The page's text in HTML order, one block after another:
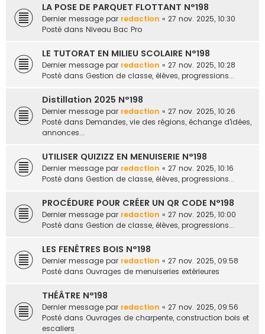
LA POSE DE PARQUET FLOTTANT N°198
Dernier message par redaction « 27 nov. 2025, 10:30
Posté dans Niveau Bac Pro
LE TUTORAT EN MILIEU SCOLAIRE N°198
Dernier message par redaction « 27 nov. 2025, 10:28
Posté dans Gestion de classe, élèves, progressions...
Distillation 2025 N°198
Dernier message par redaction « 27 nov. 2025, 10:26
Posté dans Demandes, vie des régions, échange d'idées,
annonces...
UTILISER QUIZIZZ EN MENUISERIE N°198
Dernier message par redaction « 27 nov. 2025, 10:16
Posté dans Gestion de classe, élèves, progressions...
PROCÉDURE POUR CRÉER UN QR CODE N°198
Dernier message par redaction « 27 nov. 2025, 10:00
Posté dans Gestion de classe, élèves, progressions...
LES FENÊTRES BOIS N°198
Dernier message par redaction « 27 nov. 2025, 09:58
Posté dans Ouvrages de menuiseries extérieures
THÉÂTRE N°198
Dernier message par redaction « 27 nov. 2025, 09:56
Posté dans Ouvrages de charpente, construction bois et
escaliers